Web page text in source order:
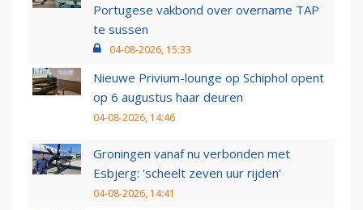
Portugese vakbond over overname TAP
te sussen
04-08-2026, 15:33
Nieuwe Privium-lounge op Schiphol opent
op 6 augustus haar deuren
04-08-2026, 14:46
Groningen vanaf nu verbonden met
Esbjerg: 'scheelt zeven uur rijden'
04-08-2026, 14:41